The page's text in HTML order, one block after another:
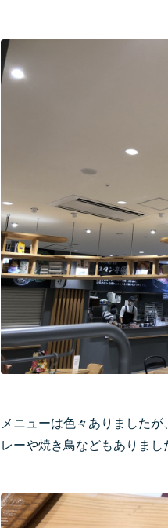
メニューは色々ありました
レーや焼き鳥などもありまし